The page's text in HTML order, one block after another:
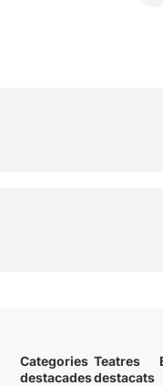
Categories
destacades
Teatres
destacats